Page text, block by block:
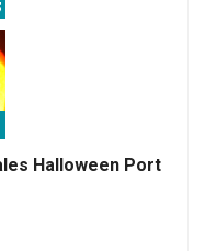
Halloween Port